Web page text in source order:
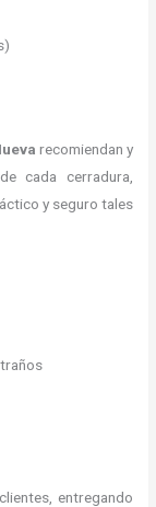
recomiendan y
cada cerradura,
y seguro tales
entregando